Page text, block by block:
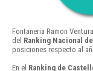
Fontaneria Ramon
del Ranking Nacional
posiciones respecto al
En el Ranking de